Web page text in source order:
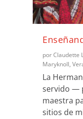
porClaudette
Maryknoll,
La
servido —
maestra
sitios de